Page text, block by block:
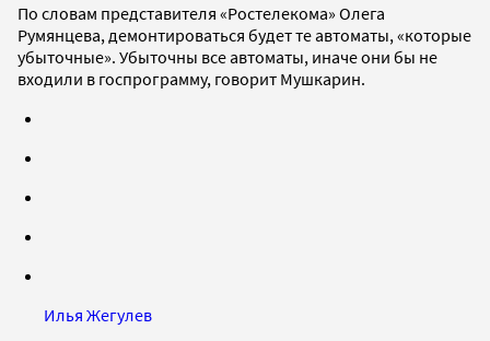
По словам представителя «Ростелекома» Олега
Румянцева, демонтироваться будет те автоматы, «которые
убыточные». Убыточны все автоматы, иначе они бы не
входили в госпрограмму, говорит Мушкарин.
Илья Жегулев